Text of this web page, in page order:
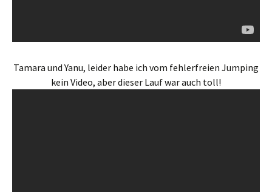
Tamara und Yanu, leider habe ich vom fehlerfreien Jumping
kein Video, aber dieser Lauf war auch toll!